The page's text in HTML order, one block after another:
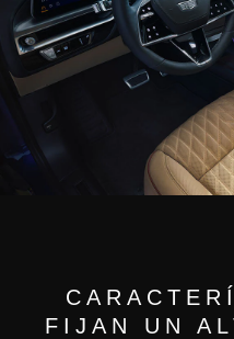
FIJAN UN